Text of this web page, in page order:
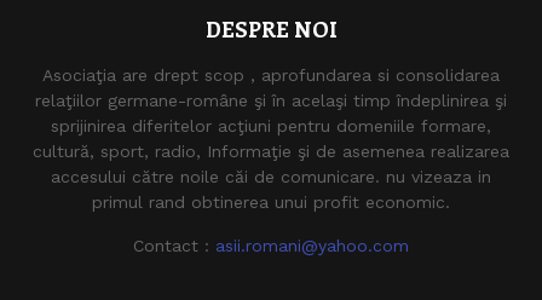
DESPRE NOI
Asociaţia are drept scop , aprofundarea si consolidarea
relaţiilor germane-române şi în acelaşi timp îndeplinirea şi
sprijinirea diferitelor acţiuni pentru domeniile formare,
cultură, sport, radio, Informaţie şi de asemenea realizarea
accesului către noile căi de comunicare. nu vizeaza in
primul rand obtinerea unui profit economic.
Contact : asii.romani@yahoo.com